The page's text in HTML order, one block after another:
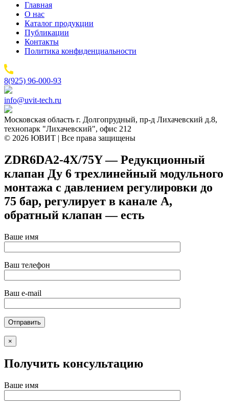
Главная
О нас
Каталог продукции
Публикации
Контакты
Политика конфиденциальности
8(925) 96-000-93
info@uvit-tech.ru
Московская область г. Долгопрудный, пр-д Лихачевский д.8,
технопарк "Лихачевский", офис 212
© 2026 ЮВИТ | Все права защищены
ZDR6DA2-4X/75Y — Редукционный
клапан Ду 6 трехлинейный модульного
монтажа с давлением регулировки до
75 бар, регулирует в канале A,
обратный клапан — есть
Ваше имя
Ваш телефон
Ваш e-mail
×
Получить консультацию
Ваше имя